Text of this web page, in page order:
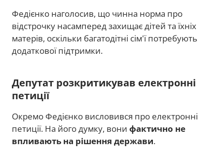
Федієнко наголосив, що чинна норма про
відстрочку насамперед захищає дітей та їхніх
матерів, оскільки багатодітні сім'ї потребують
додаткової підтримки.
Депутат розкритикував електронні
петиції
Окремо Федієнко висловився про електронні
петиції. На його думку, вони фактично не
впливають на рішення держави.